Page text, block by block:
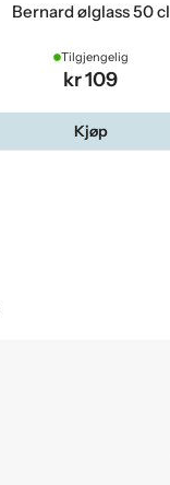
Bernard ølglass 50 cl
Tilgjengelig
kr 109
Kjøp